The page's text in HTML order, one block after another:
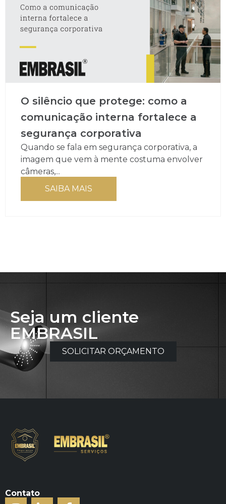
O silêncio que protege: como a
comunicação interna fortalece a
segurança corporativa
Quando se fala em segurança corporativa, a
imagem que vem à mente costuma envolver
câmeras,...
SAIBA MAIS
Seja um cliente
EMBRASIL
SOLICITAR ORÇAMENTO
Contato